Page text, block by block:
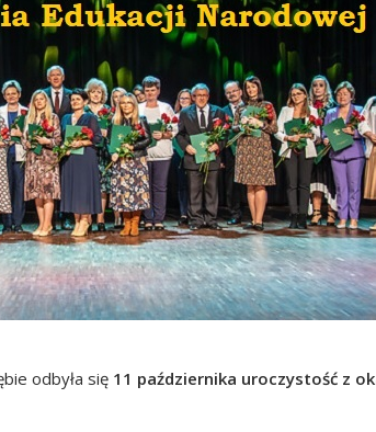
odbyła się 11 października uroczystość z